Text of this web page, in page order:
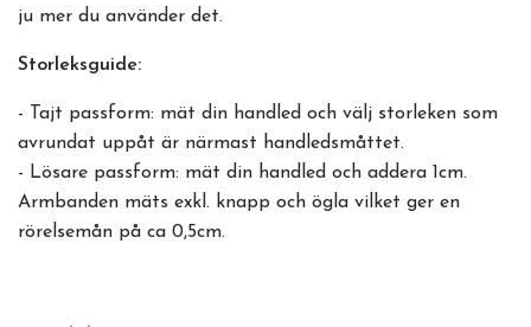
ju mer du använder det.
Storleksguide:
- Tajt passform: mät din handled och välj storleken som
avrundat uppåt är närmast handledsmåttet.
- Lösare passform: mät din handled och addera 1cm.
Armbanden mäts exkl. knapp och ögla vilket ger en
rörelsemån på ca 0,5cm.